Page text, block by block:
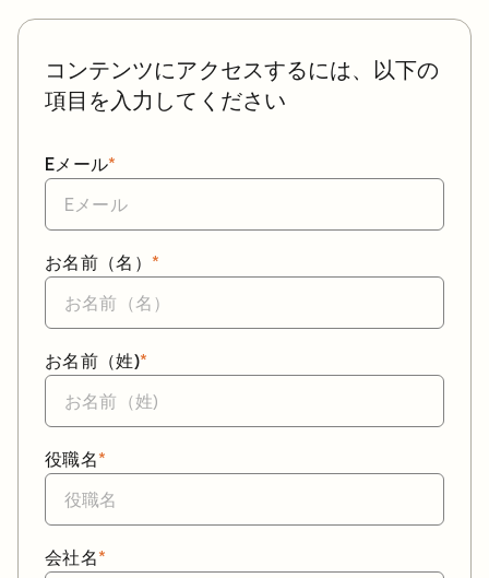
コンテンツにアクセスするには、以下の
項目を入力してください
*
Eメール
*
お名前（名）
*
お名前（姓)
*
役職名
*
会社名